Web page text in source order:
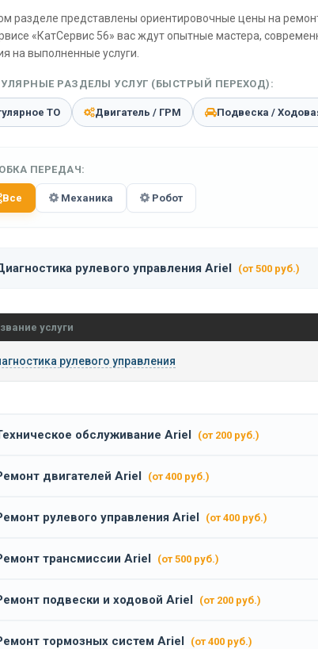
разделе представлены ориентировочные цены на
«КатСервис 56» вас ждут опытные мастера,
на выполненные услуги.
РАЗДЕЛЫ УСЛУГ (БЫСТРЫЙ ПЕРЕХОД):
ТО Двигатель / ГРМ Подвеска /
ПЕРЕДАЧ:
Все Механика Робот
рулевого управления Ariel (от 500 руб.)
услуги
рулевого управления
обслуживание Ariel (от 200 руб.)
двигателей Ariel (от 400 руб.)
рулевого управления Ariel (от 400 руб.)
трансмиссии Ariel (от 500 руб.)
подвески и ходовой Ariel (от 200 руб.)
тормозных систем Ariel (от 400 руб.)